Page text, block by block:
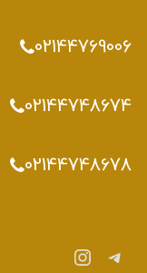
02144769006
02144748674
02144748678
تلگراماینستاگرم